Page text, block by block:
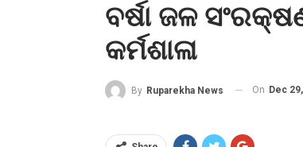
ବର୍ଷା ଜଳ
କର୍ମଶାଳା
By Ruparekha News On Dec